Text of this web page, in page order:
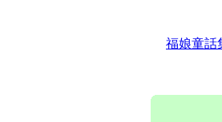
福娘童話